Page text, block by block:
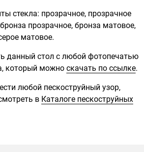
стекла: прозрачное, прозрачное
прозрачное, бронза матовое,
матовое.
данный стол с любой фотопечатью
который можно скачать по ссылке.
любой пескоструйный узор,
в Каталоге пескоструйных